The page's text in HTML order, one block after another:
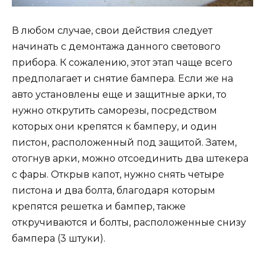
В любом случае, свои действия следует
начинать с демонтажа данного светового
прибора. К сожалению, этот этап чаще всего
предполагает и снятие бампера. Если же на
авто установлены еще и защитные арки, то
нужно открутить саморезы, посредством
которых они крепятся к бамперу, и один
пистон, расположенный под защитой. Затем,
отогнув арки, можно отсоединить два штекера
с фары. Открыв капот, нужно снять четыре
пистона и два болта, благодаря которым
крепятся решетка и бампер, также
откручиваются и болты, расположенные снизу
бампера (3 штуки).